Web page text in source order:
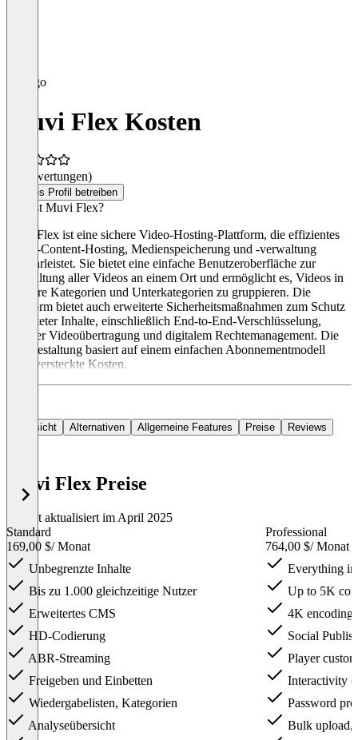
Muvi Flex Kosten
(0 Bewertungen)
Dieses Profil betreiben
Was ist Muvi Flex?
Muvi Flex ist eine sichere Video-Hosting-Plattform, die effizientes
Video-Content-Hosting, Medienspeicherung und -verwaltung
gewährleistet. Sie bietet eine einfache Benutzeroberfläche zur
Verwaltung aller Videos an einem Ort und ermöglicht es, Videos in
mehrere Kategorien und Unterkategorien zu gruppieren. Die
Plattform bietet auch erweiterte Sicherheitsmaßnahmen zum Schutz
gehosteter Inhalte, einschließlich End-to-End-Verschlüsselung,
sicherer Videoübertragung und digitalem Rechtemanagement. Die
Preisgestaltung basiert auf einem einfachen Abonnementmodell
ohne versteckte Kosten.
Übersicht Alternativen Allgemeine Features Preise Reviews
Muvi Flex Preise
Zuletzt aktualisiert im April 2025
Standard
169,00 $/ Monat
Unbegrenzte Inhalte
Bis zu 1.000 gleichzeitige Nutzer
Erweitertes CMS
HD-Codierung
ABR-Streaming
Freigeben und Einbetten
Wiedergabelisten, Kategorien
Analyseübersicht
Professional
764,00 $/ Monat
Everything in
Up to 5K
4K encoding
Social
Player
Interactivity
Password
Bulk upload,